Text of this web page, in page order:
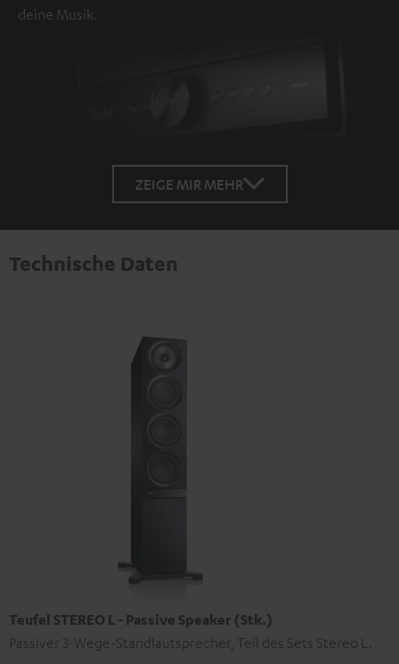
deine Musik.
ZEIGE MIR MEHR
Technische Daten
Teufel STEREO L - Passive Speaker (Stk.)
Passiver 3-Wege-Standlautsprecher, Teil des Sets Stereo L.